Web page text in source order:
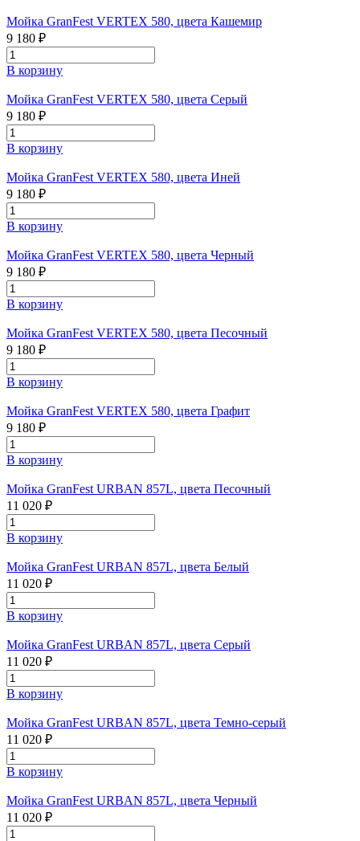
Мойка GranFest VERTEX 580, цвета Кашемир
9 180 ₽
В корзину
Мойка GranFest VERTEX 580, цвета Серый
9 180 ₽
В корзину
Мойка GranFest VERTEX 580, цвета Иней
9 180 ₽
В корзину
Мойка GranFest VERTEX 580, цвета Черный
9 180 ₽
В корзину
Мойка GranFest VERTEX 580, цвета Песочный
9 180 ₽
В корзину
Мойка GranFest VERTEX 580, цвета Графит
9 180 ₽
В корзину
Мойка GranFest URBAN 857L, цвета Песочный
11 020 ₽
В корзину
Мойка GranFest URBAN 857L, цвета Белый
11 020 ₽
В корзину
Мойка GranFest URBAN 857L, цвета Серый
11 020 ₽
В корзину
Мойка GranFest URBAN 857L, цвета Темно-серый
11 020 ₽
В корзину
Мойка GranFest URBAN 857L, цвета Черный
11 020 ₽